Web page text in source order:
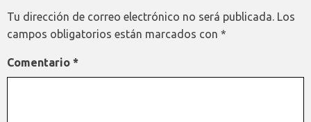
Tu dirección de correo electrónico no será publicada. Los
campos obligatorios están marcados con *
Comentario *